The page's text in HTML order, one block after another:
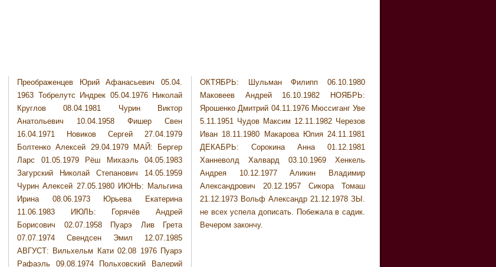
Преображенцев Юрий Афанасьевич 05.04.
1963 Тобрелутс Индрек 05.04.1976 Николай
ОКТЯБРЬ: Шульман Филипп 06.10.1980
Маковеев Андрей 16.10.1982 НОЯБРЬ:
Вечером закончу.